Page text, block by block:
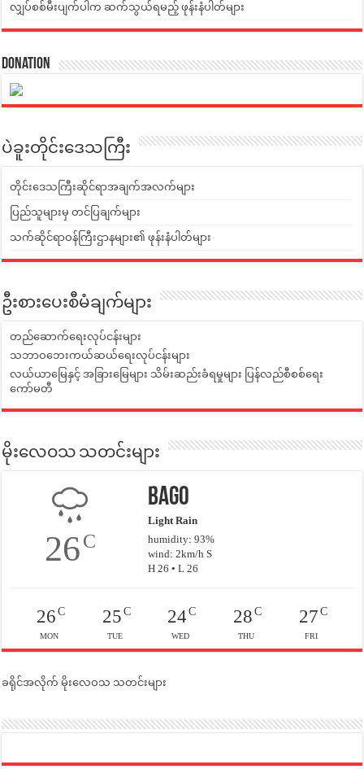
လျှပ်စစ်မီးပျက်ပါက ဆက်သွယ်ရမည့် ဖုန်းနံပါတ်များ
Donation
ပဲခူးတိုင်းဒေသကြီး
တိုင်းဒေသကြီးဆိုင်ရာအချက်အလက်များ
ပြည်သူများမှ တင်ပြချက်များ
သက်ဆိုင်ရာဝန်ကြီးဌာနများ၏ ဖုန်းနံပါတ်များ
ဦးစားပေးစီမံချက်များ
တည်ဆောက်ရေးလုပ်ငန်းများ
သဘာဝဘေးကယ်ဆယ်ရေးလုပ်ငန်းများ
လယ်ယာမြေနှင့် အခြားမြေများ သိမ်းဆည်းခံရမှုများ ပြန်လည်စီစစ်ရေး
ကော်မတီ
မိုးလေဝသ သတင်းများ
26C
Bago
Light Rain
humidity: 93%
wind: 2km/h S
H 26 • L 26
26C
MON
25C
TUE
24C
WED
28C
THU
27C
FRI
ခရိုင်အလိုက် မိုးလေဝသ သတင်းများ